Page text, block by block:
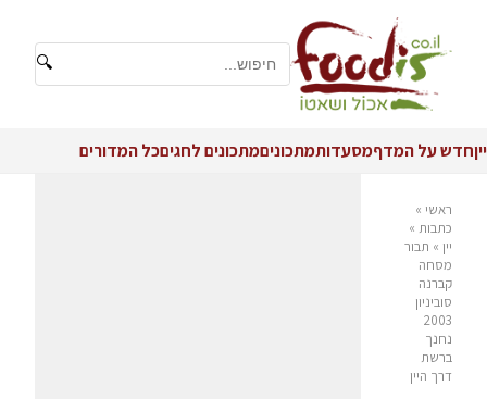
🔍
ייןחדש על המדףמסעדותמתכוניםמתכונים לחגיםכל המדורים
ראשי »
כתבות »
יין » תבור
מסחה
קברנה
סוביניון
2003
נחנך
ברשת
דרך היין